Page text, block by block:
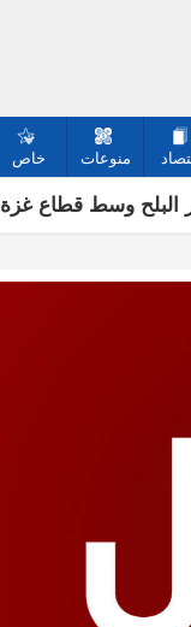
منوعات خاص
البلح وسط قطاع غزة